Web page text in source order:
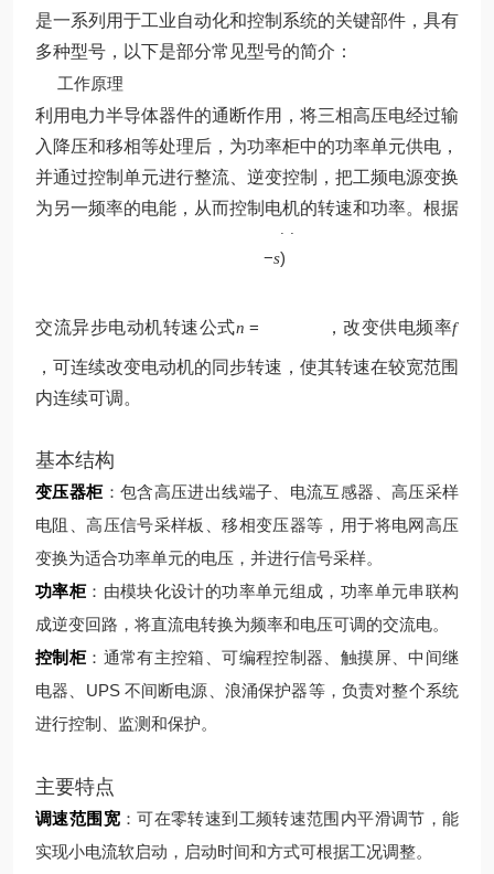
是一系列用于工业自动化和控制系统的关键部件，具有
多种型号，以下是部分常见型号的简介：
工作原理
利用电力半导体器件的通断作用，将三相高压电经过输
入降压和移相等处理后，为功率柜中的功率单元供电，
并通过控制单元进行整流、逆变控制，把工频电源变换
为另一频率的电能，从而控制电机的转速和功率。根据
交流异步电动机转速公式n =
p
−s)
，改变供电频率f
，可连续改变电动机的同步转速，使其转速在较宽范围
内连续可调。
基本结构
变压器柜：包含高压进出线端子、电流互感器、高压采样
电阻、高压信号采样板、移相变压器等，用于将电网高压
变换为适合功率单元的电压，并进行信号采样。
功率柜：由模块化设计的功率单元组成，功率单元串联构
成逆变回路，将直流电转换为频率和电压可调的交流电。
控制柜：通常有主控箱、可编程控制器、触摸屏、中间继
电器、UPS 不间断电源、浪涌保护器等，负责对整个系统
进行控制、监测和保护。
主要特点
调速范围宽：可在零转速到工频转速范围内平滑调节，能
实现小电流软启动，启动时间和方式可根据工况调整。